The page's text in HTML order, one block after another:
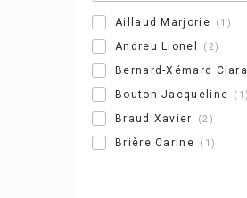
Aillaud Marjorie 1
Andreu Lionel 2
Bernard-Xémard Clara
Bouton Jacqueline 1
Braud Xavier 2
Brière Carine 1